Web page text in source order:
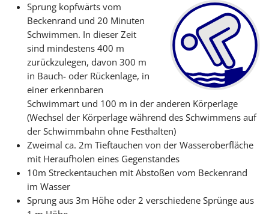
Sprung kopfwärts vom
Beckenrand und 20 Minuten
Schwimmen. In dieser Zeit
sind mindestens 400 m
zurückzulegen, davon 300 m
in Bauch- oder Rückenlage, in
einer erkennbaren
Schwimmart und 100 m in der anderen Körperlage
(Wechsel der Körperlage während des Schwimmens auf
der Schwimmbahn ohne Festhalten)
Zweimal ca. 2m Tieftauchen von der Wasseroberfläche
mit Heraufholen eines Gegenstandes
10m Streckentauchen mit Abstoßen vom Beckenrand
im Wasser
Sprung aus 3m Höhe oder 2 verschiedene Sprünge aus